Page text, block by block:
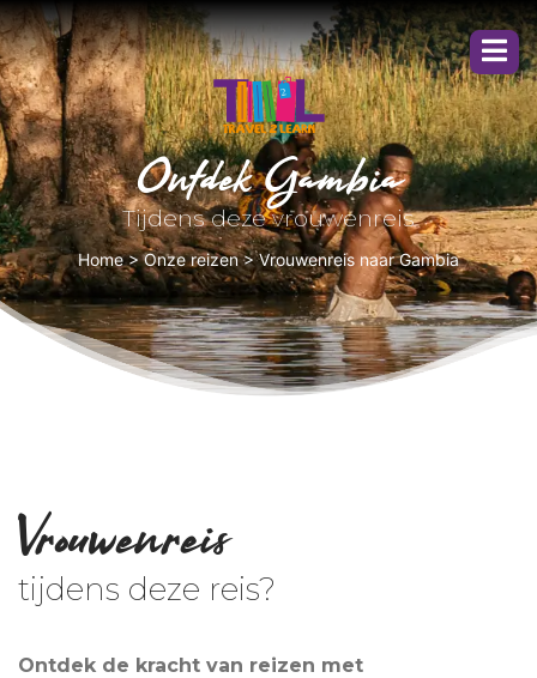
Ontdek Gambia
Tijdens deze vrouwenreis
Home>Onze reizen>Vrouwenreis naar Gambia
Vrouwenreis
tijdens deze reis?
Ontdek de kracht van reizen met